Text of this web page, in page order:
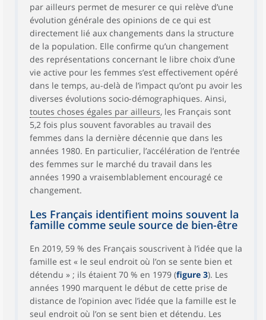
par ailleurs permet de mesurer ce qui relève d’une
évolution générale des opinions de ce qui est
directement lié aux changements dans la structure
de la population. Elle confirme qu’un changement
des représentations concernant le libre choix d’une
vie active pour les femmes s’est effectivement opéré
dans le temps, au-delà de l’impact qu’ont pu avoir les
diverses évolutions socio-démographiques. Ainsi,
toutes choses égales par ailleurs, les Français sont
5,2 fois plus souvent favorables au travail des
femmes dans la dernière décennie que dans les
années 1980. En particulier, l’accélération de l’entrée
des femmes sur le marché du travail dans les
années 1990 a vraisemblablement encouragé ce
changement.
Les Français identifient moins souvent la
famille comme seule source de bien-être
En 2019, 59 % des Français souscrivent à l’idée que la
famille est « le seul endroit où l’on se sente bien et
détendu » ; ils étaient 70 % en 1979 (figure 3). Les
années 1990 marquent le début de cette prise de
distance de l’opinion avec l’idée que la famille est le
seul endroit où l’on se sent bien et détendu. Les